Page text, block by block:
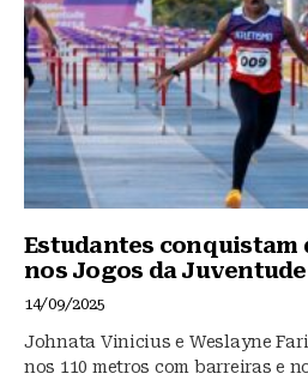
Estudantes conquistam
nos Jogos da Juventude
14/09/2025
Johnata Vinicius e Weslayne
nos 110 metros com barreiras e